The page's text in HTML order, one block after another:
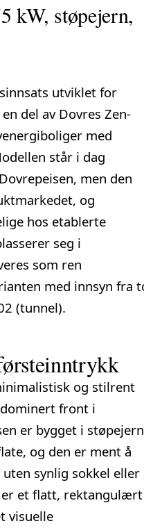
kW, støpejern,
utviklet for
del av Dovres Zen-
med
står i dag
men den
og
hos etablerte
seg i
som ren
med innsyn fra
(tunnel).
og stilrent
front i
er bygget i støpejern
og den er ment å
synlig sokkel eller
et flatt, rektangulært
visuelle